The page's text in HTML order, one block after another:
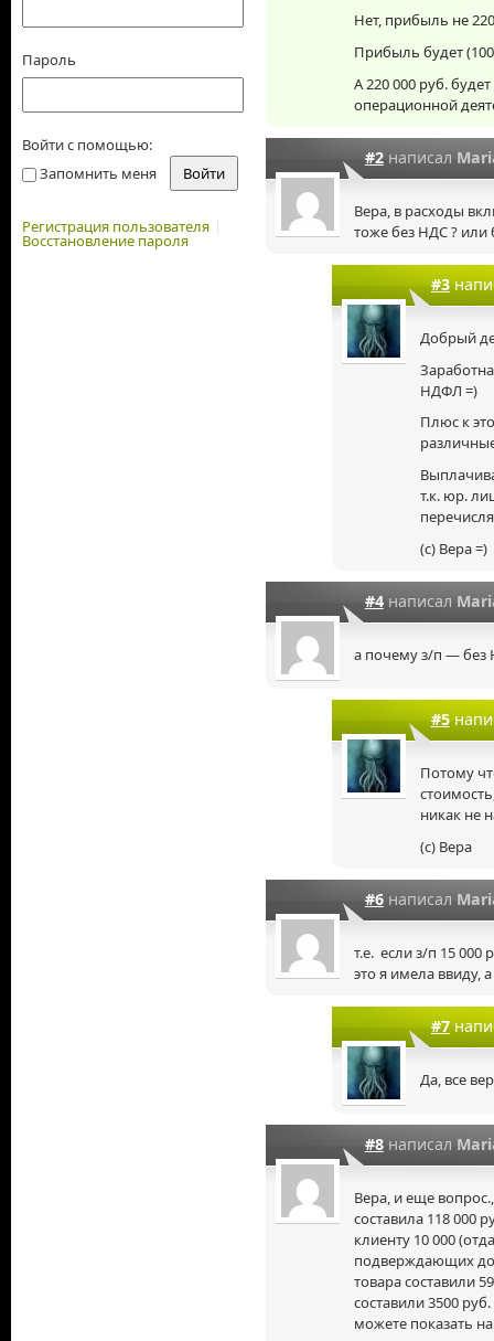
Нет, прибыль не
Прибыль будет
А 220 000 руб.
операционной
#2написал
Вера, в расходы
тоже без НДС ? или
#3
Добрый
НДФЛ =)
Плюс к
т.к. юр.
(с) Вера =)
#4написал
а почему з/п — без
#5
Потому
никак не
(с) Вера
#6написал
т.е. если з/п 15 000
это я имела ввиду,
#7
Да, все
#8написал
Вера, и еще
составила 118 000
клиенту 10 000
подверждающих
товара составили
составили 3500
можете показать
Пароль
Войти с помощью:
Запомнить меня
Регистрация пользователя
Восстановление пароля